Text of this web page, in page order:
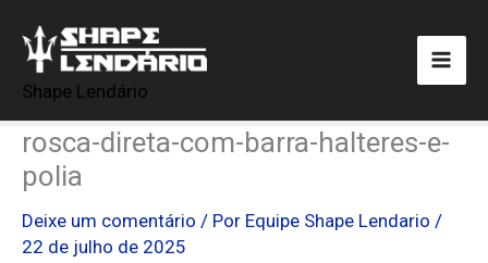
para
conteúdo
Shape Lendário
rosca-direta-com-barra-halteres-e-
polia
Deixe um comentário / Por Equipe Shape Lendario /
22 de julho de 2025